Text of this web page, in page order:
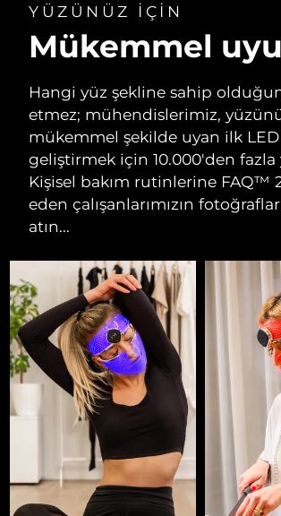
YÜZÜNÜZ IÇIN
Mükemmel
Hangi yüz şekline sahip
etmez; mühendislerimiz,
mükemmel şekilde uyan ilk LED
geliştirmek için 10.000'den fazla
Kişisel bakım rutinlerine FAQ™
eden çalışanlarımızın
atın...